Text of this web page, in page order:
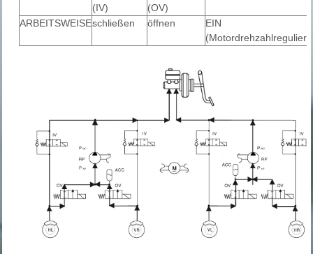
(IV)
(OV)
ARBEITSWEISEschließen öffnen
EIN